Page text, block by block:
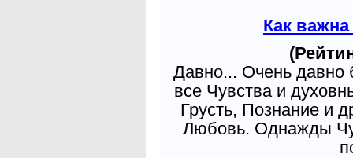
Как
Давно... Очень давно
все Чувства и
Грусть, Познание и
Любовь. Однажды